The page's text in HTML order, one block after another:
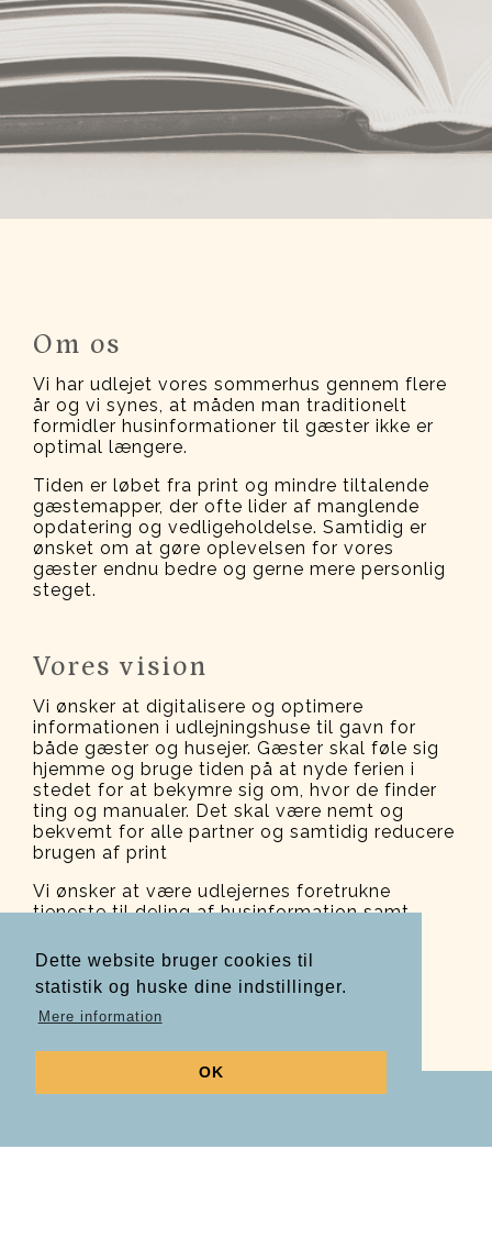
Dette website bruger cookies til
statistik og huske dine indstillinger.
Mere information
OK
Om os
Vi har udlejet vores sommerhus gennem flere
år og vi synes, at måden man traditionelt
formidler husinformationer til gæster ikke er
optimal længere.
Tiden er løbet fra print og mindre tiltalende
gæstemapper, der ofte lider af manglende
opdatering og vedligeholdelse. Samtidig er
ønsket om at gøre oplevelsen for vores
gæster endnu bedre og gerne mere personlig
steget.
Vores vision
Vi ønsker at digitalisere og optimere
informationen i udlejningshuse til gavn for
både gæster og husejer. Gæster skal føle sig
hjemme og bruge tiden på at nyde ferien i
stedet for at bekymre sig om, hvor de finder
ting og manualer. Det skal være nemt og
bekvemt for alle partner og samtidig reducere
brugen af print
Vi ønsker at være udlejernes foretrukne
tjeneste til deling af husinformation samt